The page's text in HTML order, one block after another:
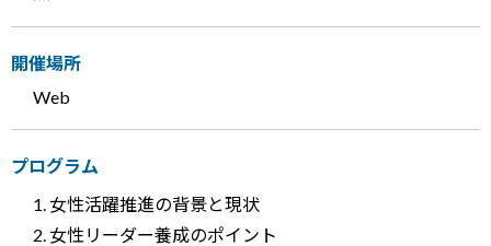
開催場所
Web
プログラム
女性活躍推進の背景と現状
女性リーダー養成のポイント